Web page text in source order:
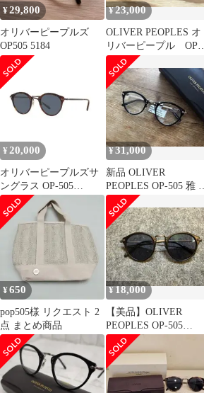
¥29,800
オリバーピープルズ
OP505 5184
¥23,000
OLIVER PEOPLES オ
リバーピープル OP-
505 メガネ サイズ47
¥ 20,000
オリバーピープルズサ
ングラス OP-505
SUN/OLIVER
PEOPLES
¥31,000
新品 OLIVER
PEOPLES OP-505 雅 メ
ガネ Limited
¥650
pop505様 リクエスト 2
点 まとめ商品
¥18,000
【美品】OLIVER
PEOPLES OP-505
OV5184 サングラス